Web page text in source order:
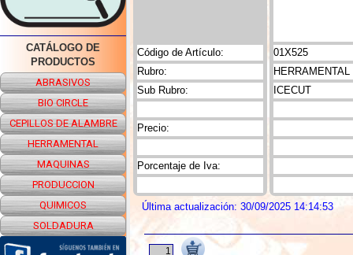
CATÁLOGO DE
PRODUCTOS
ABRASIVOS
BIO CIRCLE
CEPILLOS DE ALAMBRE
HERRAMENTAL
MAQUINAS
PRODUCCION
QUIMICOS
SOLDADURA
Código de Artículo:
Rubro:
Sub Rubro:
Precio:
Porcentaje de Iva:
01X525
HERRAMENTAL
ICECUT
Última actualización: 30/09/2025 14:14:53